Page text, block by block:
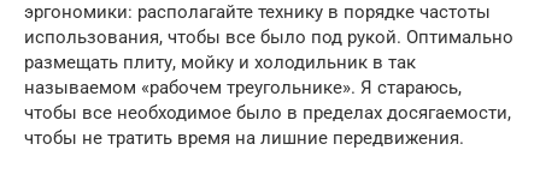
эргономики: располагайте технику в порядке частоты
использования, чтобы все было под рукой. Оптимально
размещать плиту, мойку и холодильник в так
называемом «рабочем треугольнике». Я стараюсь,
чтобы все необходимое было в пределах досягаемости,
чтобы не тратить время на лишние передвижения.